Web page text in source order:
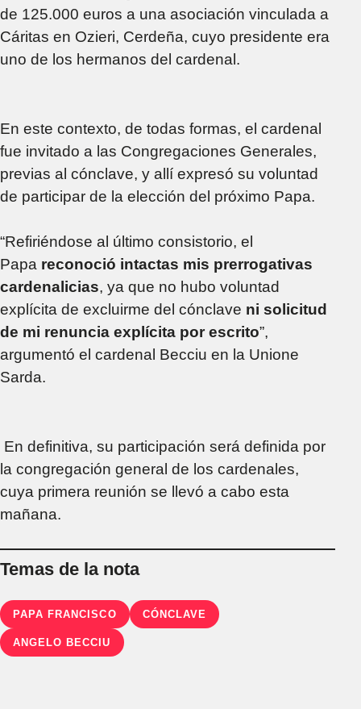
de 125.000 euros a una asociación vinculada a
Cáritas en Ozieri, Cerdeña, cuyo presidente era
uno de los hermanos del cardenal.
En este contexto, de todas formas, el cardenal
fue invitado a las Congregaciones Generales,
previas al cónclave, y allí expresó su voluntad
de participar de la elección del próximo Papa.
“Refiriéndose al último consistorio, el
Papa reconoció intactas mis prerrogativas
cardenalicias, ya que no hubo voluntad
explícita de excluirme del cónclave ni solicitud
de mi renuncia explícita por escrito”,
argumentó el cardenal Becciu en la Unione
Sarda.
En definitiva, su participación será definida por
la congregación general de los cardenales,
cuya primera reunión se llevó a cabo esta
mañana.
Temas de la nota
PAPA FRANCISCO CÓNCLAVE
ANGELO BECCIU